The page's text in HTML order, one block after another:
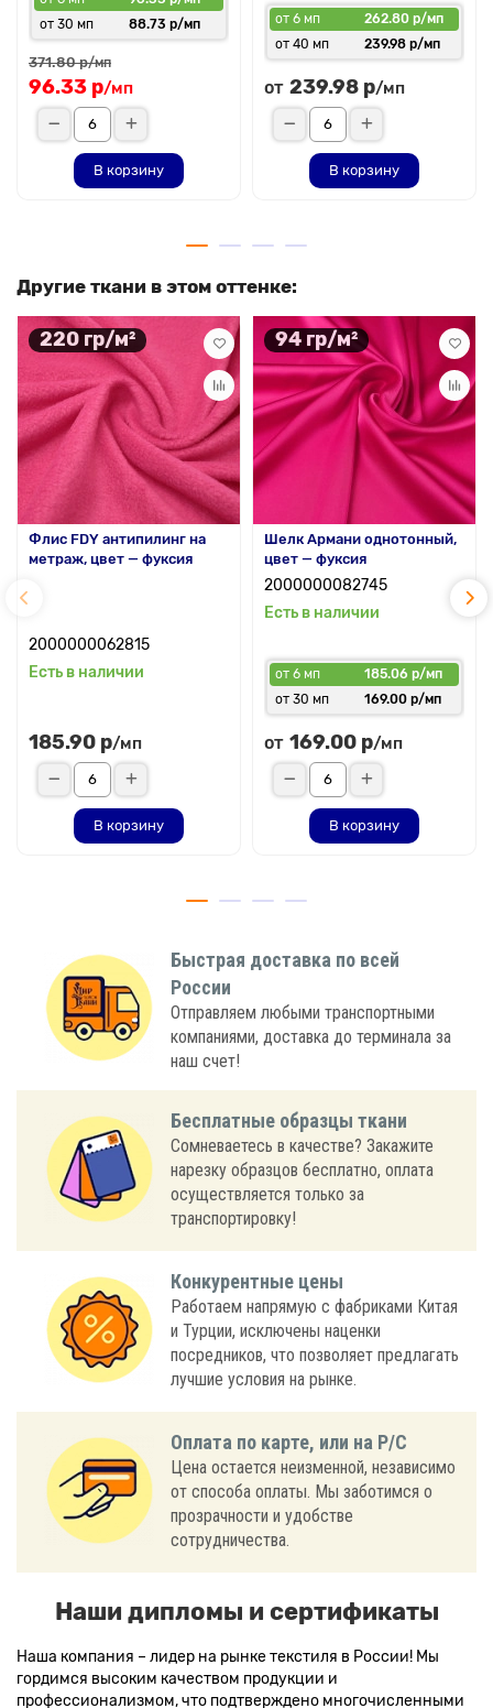
от 30 мп
88.73 р/мп
371.80 р/мп
96.33 р/мп
В корзину
от 6 мп
262.80 р/мп
от 40 мп
239.98 р/мп
от 239.98 р/мп
В корзину
Другие ткани в этом оттенке:
220 гр/м²
Флис FDY антипилинг на
метраж, цвет — фуксия
2000000062815
Есть в наличии
185.90 р/мп
В корзину
94 гр/м²
Шелк Армани однотонный,
цвет — фуксия
2000000082745
Есть в наличии
от 6 мп
185.06 р/мп
от 30 мп
169.00 р/мп
от 169.00 р/мп
В корзину
Быстрая доставка по всей
России
Отправляем любыми транспортными
компаниями, доставка до терминала за
наш счет!
Бесплатные образцы ткани
Сомневаетесь в качестве? Закажите
нарезку образцов бесплатно, оплата
осуществляется только за
транспортировку!
Конкурентные цены
Работаем напрямую с фабриками Китая
и Турции, исключены наценки
посредников, что позволяет предлагать
лучшие условия на рынке.
Оплата по карте, или на Р/С
Цена остается неизменной, независимо
от способа оплаты. Мы заботимся о
прозрачности и удобстве
сотрудничества.
Наши дипломы и сертификаты
Наша компания – лидер на рынке текстиля в России! Мы
гордимся высоким качеством продукции и
профессионализмом, что подтверждено многочисленными